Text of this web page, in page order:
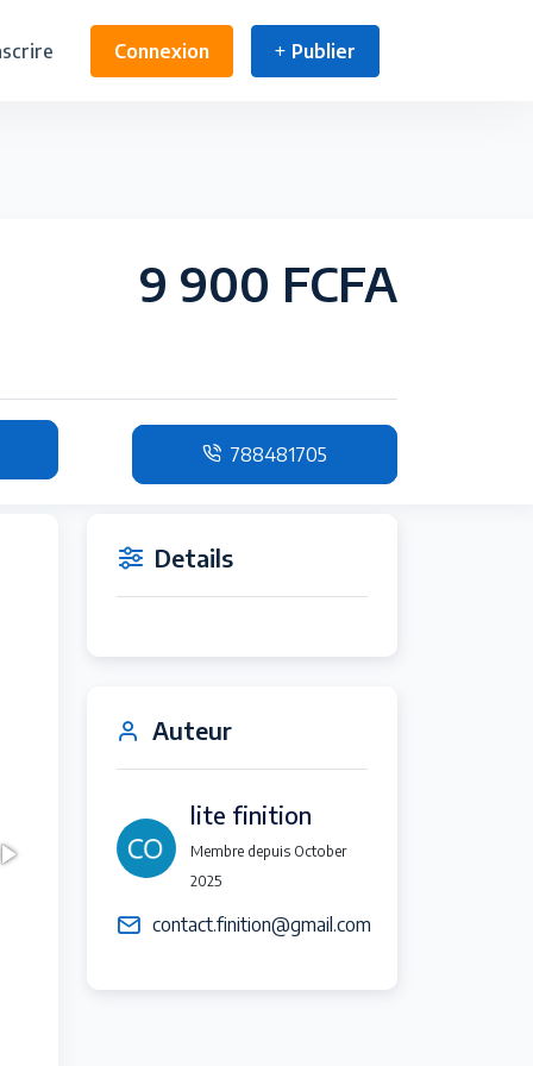
Connexion Publier
9 900 FCFA
788481705
Details
Auteur
lite finition
Membre depuis October
2025
contact.finition@gmail.com